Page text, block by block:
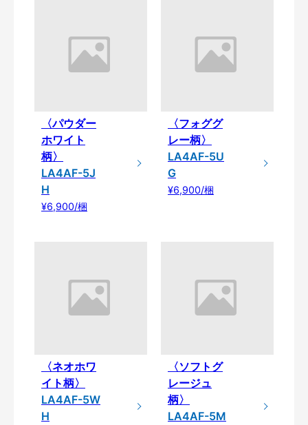
〈パウダー
ホワイト
柄〉
LA4AF-5J
H
¥6,900/梱
〈フォググ
レー柄〉
LA4AF-5U
G
¥6,900/梱
〈ネオホワ
イト柄〉
LA4AF-5W
H
〈ソフトグ
レージュ
柄〉
LA4AF-5M